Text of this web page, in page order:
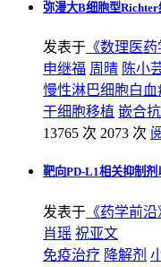
弥漫大B细胞型
发表于 《数理医药
申继福 周晴 陈小
慢性淋巴细胞白血
干细胞移植 嵌合
13765 次 2073 次
靶向PD-L1相关抑制
发表于 《药学前沿
肖瑶 祝亚文
免疫治疗 降解剂